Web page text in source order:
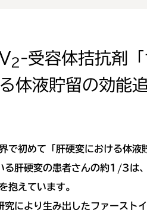
2-受容体拮抗剤
体液貯留の効能
で初めて「肝硬変における体液
肝硬変の患者さんの約1/3は
抱えています。
により生み出したファースト